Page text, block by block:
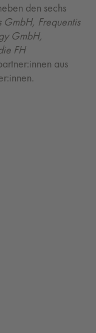
den sechs
Frequentis
GmbH,
FH
aus